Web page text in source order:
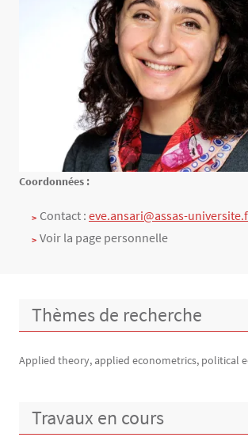
Texte
Coordonnées :
Contact : eve.ansari@assas-
Voir la page personnelle
Thèmes de recherche
Applied theory, applied econometrics, political
Travaux en cours